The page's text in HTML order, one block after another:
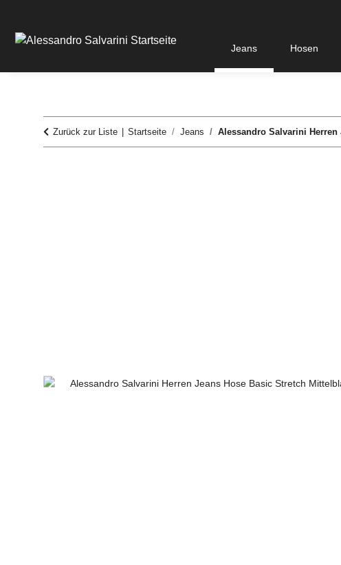
Jeans Hosen
Zurück zur Liste Startseite Jeans Alessandro Salvarini